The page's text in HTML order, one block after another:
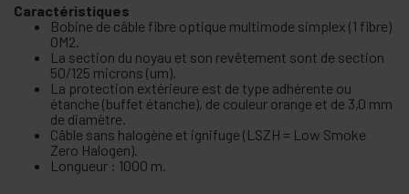
Caractéristiques
Bobine de câble fibre optique multimode simplex (1 fibre)
OM2.
La section du noyau et son revêtement sont de section
50/125 microns (um).
La protection extérieure est de type adhérente ou
étanche (buffet étanche), de couleur orange et de 3,0 mm
de diamètre.
Câble sans halogène et ignifuge (LSZH = Low Smoke
Zero Halogen).
Longueur : 1000 m.